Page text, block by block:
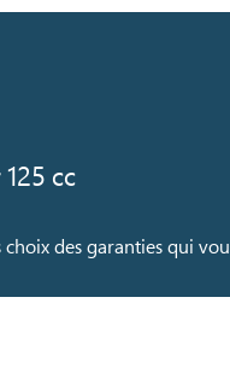
cc
des garanties qui